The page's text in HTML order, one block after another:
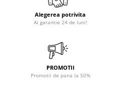
Alegerea potrivita
Ai garantie 24 de luni!
PROMOTII
Promotii de pana la 50%